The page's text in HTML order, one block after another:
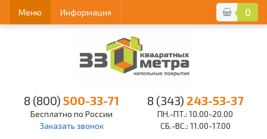
0
Меню Информация
8 (800) 500-33-71
Бесплатно по России
Заказать звонок
8 (343) 243-53-37
ПН.-ПТ.: 10.00-20.00
СБ.-ВС.: 11.00-17.00